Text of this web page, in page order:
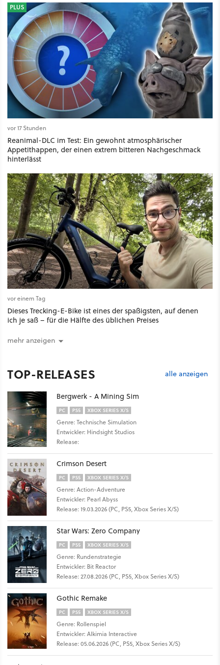
PLUS
vor 17 Stunden
Reanimal-DLC im Test: Ein gewohnt atmosphärischer
Appetithappen, der einen extrem bitteren Nachgeschmack
hinterlässt
vor einem Tag
Dieses Trecking-E-Bike ist eines der spaßigsten, auf denen
ich je saß – für die Hälfte des üblichen Preises
mehr anzeigen
TOP-RELEASES alle anzeigen
Bergwerk - A Mining Sim
PC PS5 XBOX SERIES X/S
Genre: Technische Simulation
Entwickler: Hindsight Studios
Release:
Crimson Desert
PC PS5 XBOX SERIES X/S
Genre: Action-Adventure
Entwickler: Pearl Abyss
Release: 19.03.2026 (PC, PS5, Xbox Series X/S)
Star Wars: Zero Company
PC PS5 XBOX SERIES X/S
Genre: Rundenstrategie
Entwickler: Bit Reactor
Release: 27.08.2026 (PC, PS5, Xbox Series X/S)
Gothic Remake
PC PS5 XBOX SERIES X/S
Genre: Rollenspiel
Entwickler: Alkimia Interactive
Release: 05.06.2026 (PC, PS5, Xbox Series X/S)